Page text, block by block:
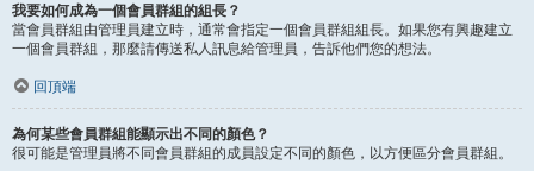
我要如何成為一個會員群組的組長？
當會員群組由管理員建立時，通常會指定一個會員群組組長。如果您有興趣建立
一個會員群組，那麼請傳送私人訊息給管理員，告訴他們您的想法。
回頂端
為何某些會員群組能顯示出不同的顏色？
很可能是管理員將不同會員群組的成員設定不同的顏色，以方便區分會員群組。